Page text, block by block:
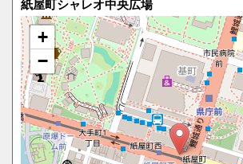
紙屋町シャレオ中央広場
+
−